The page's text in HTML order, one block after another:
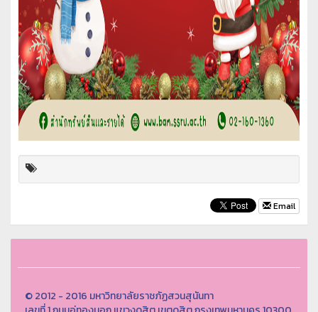
Email
© 2012 - 2016 มหาวิทยาลัยราชภัฏสวนสุนันทา